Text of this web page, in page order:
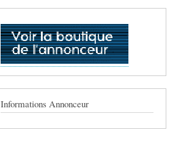
Informations Annonceur